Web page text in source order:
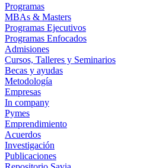
Programas
MBAs & Masters
Programas Ejecutivos
Programas Enfocados
Admisiones
Cursos, Talleres y Seminarios
Becas y ayudas
Metodología
Empresas
In company
Pymes
Emprendimiento
Acuerdos
Investigación
Publicaciones